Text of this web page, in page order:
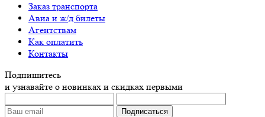
Заказ транспорта
Авиа и ж/д билеты
Агентствам
Как оплатить
Контакты
Подпишитесь
и узнавайте о новинках и скидках первыми